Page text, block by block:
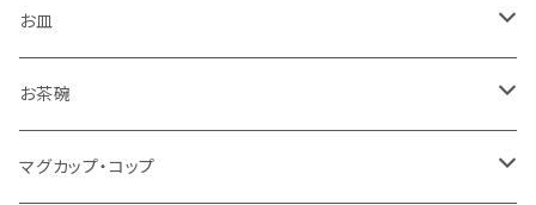
お皿
角皿
丸皿
お茶碗
大サイズ
マグカップ・コップ